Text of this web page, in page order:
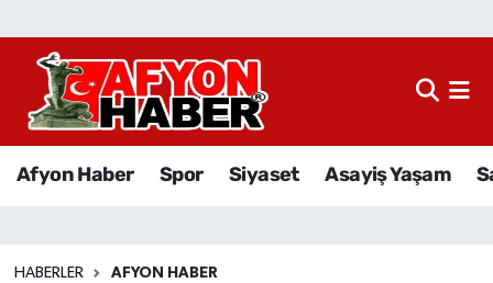
Afyon Haber Spor Siyaset Asayiş Yaşam
HABERLER AFYON HABER
Afyon Haber